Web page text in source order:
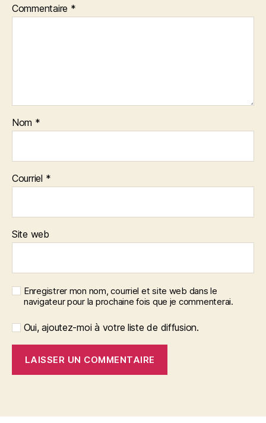
Commentaire *
Nom *
Courriel *
Site web
Enregistrer mon nom, courriel et site web dans le
navigateur pour la prochaine fois que je commenterai.
Oui, ajoutez-moi à votre liste de diffusion.